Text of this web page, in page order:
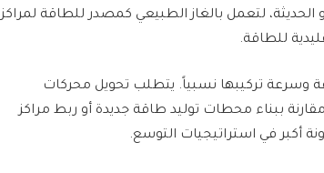
الحديثة، لتعمل بالغاز الطبيعي كمصدر للطاقة لمراكز
للطاقة.
وسرعة تركيبها نسبياً. يتطلب تحويل محركات
مقارنة ببناء محطات توليد طاقة جديدة أو ربط مراكز
أكبر في استراتيجيات التوسع.